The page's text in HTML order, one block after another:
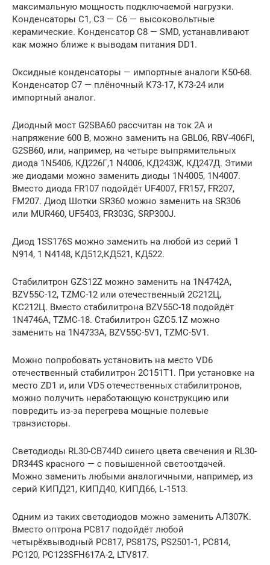
максимальную мощность подключаемой нагрузки.
Конденсаторы С1, С3 — С6 — высоковольтные
керамические. Конденсатор С8 — SMD, устанавливают
как можно ближе к выводам питания DD1.
Оксидные конденсаторы — импортные аналоги К50-68.
Конденсатор С7 — плёночный К73-17, К73-24 или
импортный аналог.
Диодный мост G2SBA60 рассчитан на ток 2А и
напряжение 600 В, можно заменить на GBL06, RBV-406FI,
G2SB60, или, например, на четыре выпрямительных
диода 1N5406, КД226Г,1 N4006, КД243Ж, КД247Д. Этими
же диодами можно заменить диоды 1N4005, 1N4007.
Вместо диода FR107 подойдёт UF4007, FR157, FR207,
FM207. Диод Шотки SR360 можно заменить на SR306
или MUR460, UF5403, FR303G, SRP300J.
Диод 1SS176S можно заменить на любой из серий 1
N914, 1 N4148, КД512,КД521, КД522.
Стабилитрон GZS12Z можно заменить на 1N4742A,
BZV55C-12, TZMC-12 или отечественный 2С212Ц,
КС212Ц. Вместо стабилитрона BZV55C-18 подойдёт
1N4746A, TZMC-18. Стабилитрон GZC5.1Z можно
заменить на 1N4733A, BZV55C-5V1, TZMC-5V1.
Можно попробовать установить на место VD6
отечественный стабилитрон 2С151Т1. При установке на
место ZD1 и, или VD5 отечественных стабилитронов,
можно получить неработающую конструкцию или
повредить из-за перегрева мощные полевые
транзисторы.
Светодиоды RL30-CB744D синего цвета свечения и RL30-
DR344S красного — с повышенной светоотдачей.
Можно заменить любыми аналогичными, например, из
серий КИПД21, КИПД40, КИПД66, L-1513.
Одним из таких светодиодов можно заменить АЛ307К.
Вместо оптрона РС817 подойдёт любой
четырёхвыводный РС817, PS817S, PS2501-1, РС814,
РС120, РС123SFH617А-2, LTV817.